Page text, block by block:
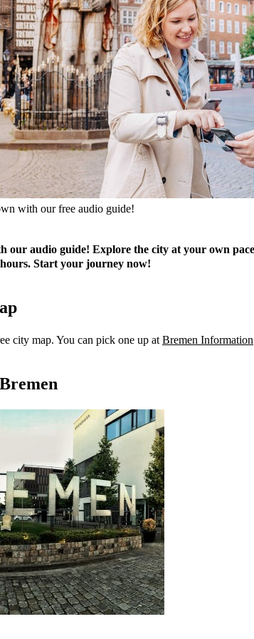
with our free audio guide!
our audio guide! Explore the city at your own
Start your journey now!
city map. You can pick one up at Bremen Information